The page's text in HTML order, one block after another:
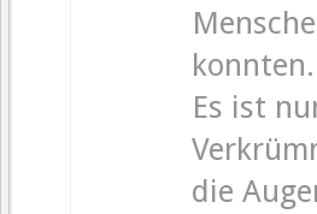
konnten.
Es ist
die